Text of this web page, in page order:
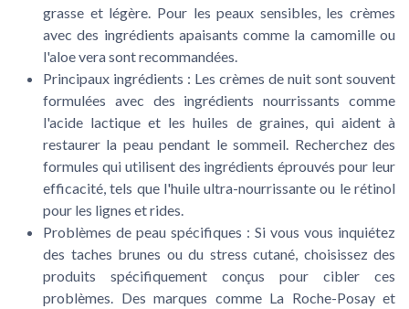
grasse et légère. Pour les peaux sensibles, les crèmes
avec des ingrédients apaisants comme la camomille ou
l'aloe vera sont recommandées.
Principaux ingrédients : Les crèmes de nuit sont souvent
formulées avec des ingrédients nourrissants comme
l'acide lactique et les huiles de graines, qui aident à
restaurer la peau pendant le sommeil. Recherchez des
formules qui utilisent des ingrédients éprouvés pour leur
efficacité, tels que l'huile ultra-nourrissante ou le rétinol
pour les lignes et rides.
Problèmes de peau spécifiques : Si vous vous inquiétez
des taches brunes ou du stress cutané, choisissez des
produits spécifiquement conçus pour cibler ces
problèmes. Des marques comme La Roche-Posay et